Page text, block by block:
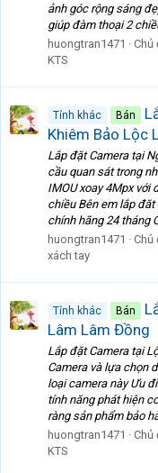
ảnh góc rộng sáng
giúp đàm thoại 2
huongtran1471
Chủ
KTS
Tỉnh khác Bán
Khiêm Bảo Lộc
Lắp đặt Camera tại
cầu quan sát trong
IMOU xoay 4Mpx với
chiều Bên em lắp
chính hãng 24 tháng
huongtran1471
Chủ
xách tay
Tỉnh khác Bán
Lâm Lâm Đồng
Lắp đặt Camera tại
Camera và lựa chọn
loại camera này Ưu
tính năng phát hiện
ràng sản phẩm bảo
huongtran1471
Chủ
KTS